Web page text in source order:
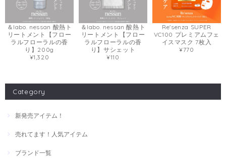
＆labo. nessan 酸熱ト
リートメント【フロー
ラルフローラルの香
り】200g
¥1,320
＆labo. nessan 酸熱ト
リートメント【フロー
ラルフローラルの香
り】サシェット
¥110
Re'senza SUPER
VC100 プレミアムフェ
イスマスク 7枚入
¥770
Category
新発売アイテム！
売れてます！人気アイテム
ブランド一覧